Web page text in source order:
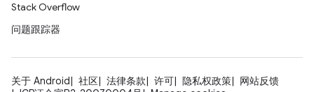
Stack Overflow
问题跟踪器
关于 Android 社区 法律条款 许可 隐私权政策
网站反馈